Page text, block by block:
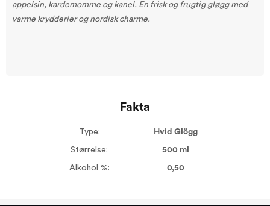
appelsin, kardemomme og kanel. En frisk og frugtig gløgg med
varme krydderier og nordisk charme.
Fakta
Type: Hvid Glögg
Størrelse: 500 ml
Alkohol %: 0,50